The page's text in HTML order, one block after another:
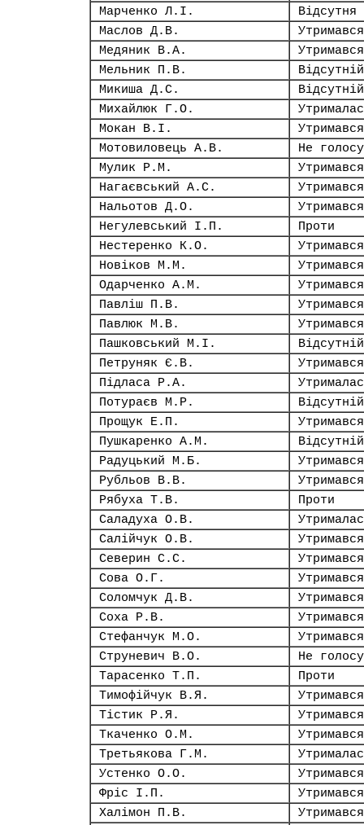
Марченко Л.І.
Відсутня
Маслов Д.В.
Утримався
Медяник В.А.
Утримався
Мельник П.В.
Відсутній
Микиша Д.С.
Відсутній
Михайлюк Г.О.
Мокан В.І.
Утримався
Мотовиловець А.В.
Не
Мулик Р.М.
Утримався
Нагаєвський А.С.
Утримався
Нальотов Д.О.
Утримався
Негулевський І.П.
Проти
Нестеренко К.О.
Утримався
Новіков М.М.
Утримався
Одарченко А.М.
Утримався
Павліш П.В.
Утримався
Павлюк М.В.
Утримався
Пашковський М.І.
Відсутній
Петруняк Є.В.
Утримався
Підласа Р.А.
Потураєв М.Р.
Відсутній
Прощук Е.П.
Утримався
Пушкаренко А.М.
Відсутній
Радуцький М.Б.
Утримався
Рубльов В.В.
Утримався
Рябуха Т.В.
Проти
Саладуха О.В.
Салійчук О.В.
Утримався
Северин С.С.
Утримався
Сова О.Г.
Утримався
Соломчук Д.В.
Утримався
Соха Р.В.
Утримався
Стефанчук М.О.
Утримався
Струневич В.О.
Не
Тарасенко Т.П.
Проти
Тимофійчук В.Я.
Утримався
Тістик Р.Я.
Утримався
Ткаченко О.М.
Утримався
Третьякова Г.М.
Устенко О.О.
Утримався
Фріс І.П.
Утримався
Халімон П.В.
Утримався